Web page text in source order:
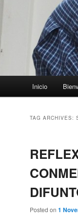
Inicio
TAG ARCHIVES:
Posted on 1